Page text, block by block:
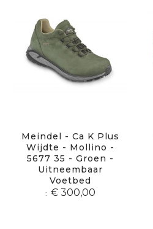
Meindel - Ca K Plus
Wijdte - Mollino -
5677 35 - Groen -
Uitneembaar
Voetbed
€ 300,00